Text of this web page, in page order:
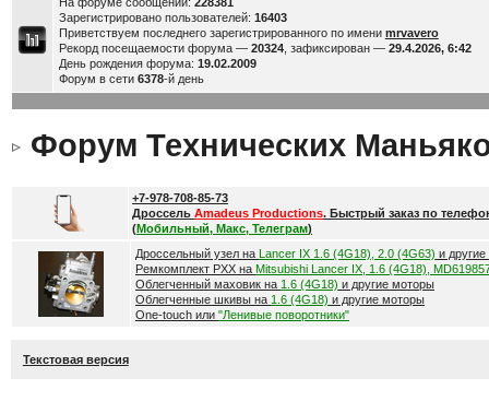
Зарегистрировано пользователей: 16403
Приветствуем последнего зарегистрированного по имени mrvavero
Рекорд посещаемости форума — 20324, зафиксирован — 29.4.2026, 6:42
День рождения форума: 19.02.2009
Форум в сети 6378-й день
Форум Технических
+7-978-708-85-73
Дроссель Amadeus Productions. Быстрый заказ по
(Мобильный, Макс, Телеграм)
Дроссельный узел на Lancer IX 1.6 (4G18), 2.0 (4G63) и
Ремкомплект РХХ на Mitsubishi Lancer IX, 1.6 (4G18),
Облегченный маховик на 1.6 (4G18) и другие моторы
Облегченные шкивы на 1.6 (4G18) и другие моторы
One-touch или "Ленивые поворотники"
Текстовая версия